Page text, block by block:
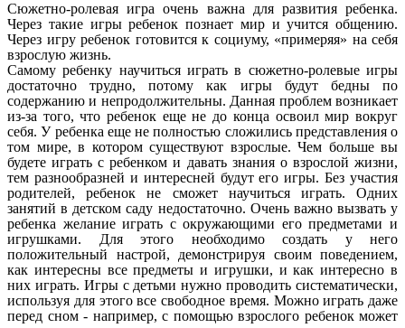
Сюжетно-ролевая игра очень важна для развития ребенка.
Через такие игры ребенок познает мир и учится общению.
Через игру ребенок готовится к социуму, «примеряя» на себя
взрослую жизнь.
Самому ребенку научиться играть в сюжетно-ролевые игры
достаточно трудно, потому как игры будут бедны по
содержанию и непродолжительны. Данная проблем возникает
из-за того, что ребенок еще не до конца освоил мир вокруг
себя. У ребенка еще не полностью сложились представления о
том мире, в котором существуют взрослые. Чем больше вы
будете играть с ребенком и давать знания о взрослой жизни,
тем разнообразней и интересней будут его игры.Без участия
родителей, ребенок не сможет научиться играть. Одних
занятий в детском саду недостаточно. Очень важно вызвать у
ребенка желание играть с окружающими его предметами и
игрушками. Для этого необходимо создать у него
положительный настрой, демонстрируя своим поведением,
как интересны все предметы и игрушки, и как интересно в
них играть. Игры с детьми нужно проводить систематически,
используя для этого все свободное время. Можно играть даже
перед сном - например, с помощью взрослого ребенок может